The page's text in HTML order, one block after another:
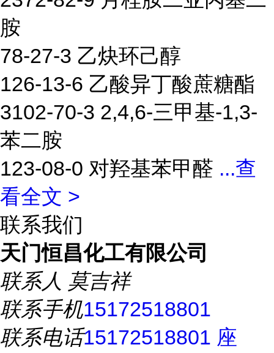
胺
78-27-3 乙炔环己醇
126-13-6 乙酸异丁酸蔗糖酯
3102-70-3 2,4,6-三甲基-1,3-
苯二胺
123-08-0 对羟基苯甲醛 ...查
看全文 >
联系我们
天门恒昌化工有限公司
联系人 莫吉祥
联系手机15172518801
联系电话15172518801 座